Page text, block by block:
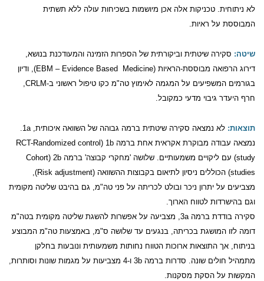
לא ניתוחית. טכניקות אלה אכן מיושמות בשכיחות עולה ללא תשתית
המבוססת על ראיות.
שיטה: סקירה שיטתית וביקורתית של הספרות הזמינה והמעודכנת בנושא,
דירוג הרפואה מבוססת-הראיות (EBM – Evidence Based
Medicine)
, ודיון
בגורמים המשפיעים על המגמה לאימוץ טה"מ כקו טיפול ראשוני ב-CRLM
,
חרף היעדר גיבוי מדעי כמקובל.
תוצאות: לא נמצאה סקירה שיטתית ברמה גבוהה של השוואה איכותית,1a
.
נמצאה עבודה מבוקרת אקראית אחת ברמה 1b
(RCT-Randomized control
study) עם ליקויים משמעותיים. שלושה 'מחקרי קבוצה' ברמה 2b
(Cohort
studies) הכוללים ניסיון לתיאום בקבוצות ההשוואה (Risk adjustment)
,
מצביעים על יתרון ניכר ובולט לכריתה על פני טה"מ, גם בהיבט שליטה מקומית
וגם בהישרדות לטווח הארוך.
סקירה בודדת ברמה3a, מצביעה על אפשרות להשגת שליטה מקומית בטה"מ
דומה לזו המושגת בכריתה, בנגעים עד שלושה ס"מ, באמצעות טה"מ המבוצע
בניתוח, אך התוצאות ארוכות הטווח נחותות משמעותית ונובעות בחלקן
מתמהיל חולים שונה. סדרות ברמה 3b
ו-4 מצביעות על מגמות שונות וסותרות,
המקשות על הסקת מסקנות.